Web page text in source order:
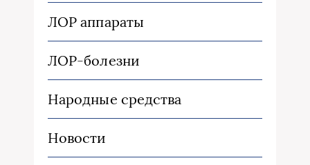
ЛОР аппараты
ЛОР-болезни
Народные средства
Новости